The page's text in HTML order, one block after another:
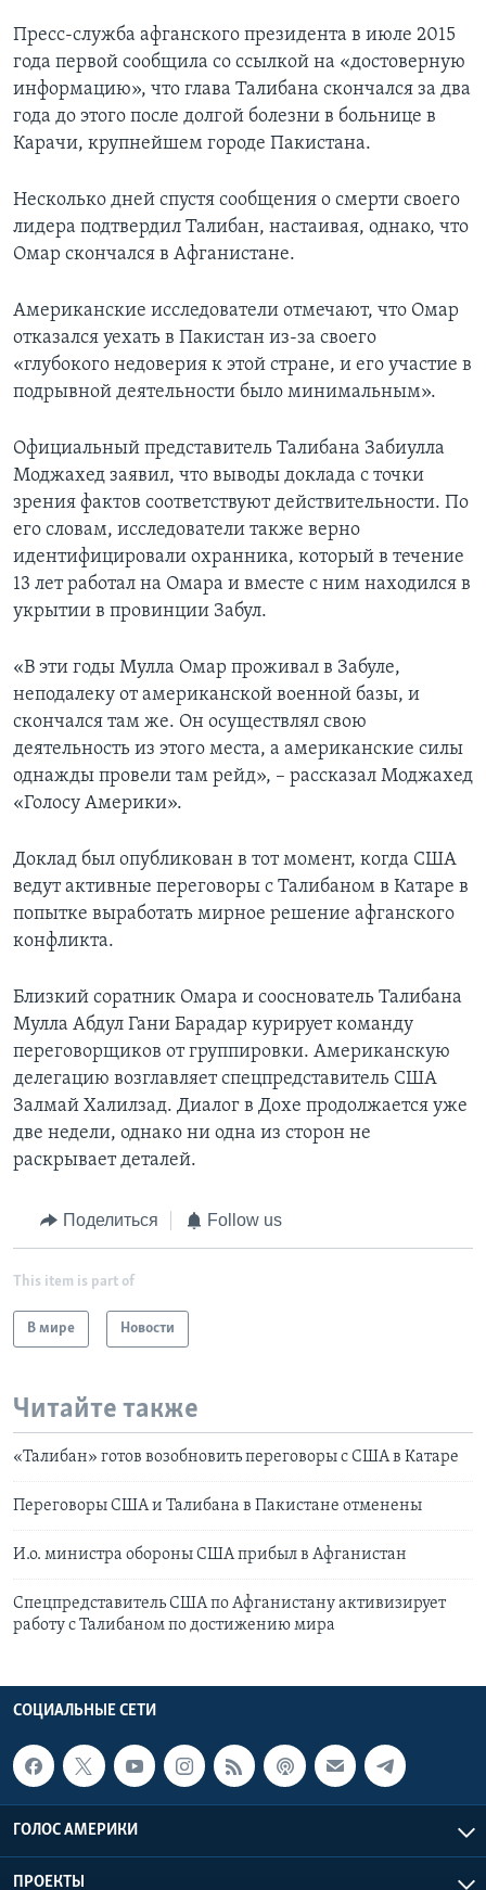
Пресс-служба афганского президента в июле 2015
года первой сообщила со ссылкой на «достоверную
информацию», что глава Талибана скончался за два
года до этого после долгой болезни в больнице в
Карачи, крупнейшем городе Пакистана.
Несколько дней спустя сообщения о смерти своего
лидера подтвердил Талибан, настаивая, однако, что
Омар скончался в Афганистане.
Американские исследователи отмечают, что Омар
отказался уехать в Пакистан из-за своего
«глубокого недоверия к этой стране, и его участие в
подрывной деятельности было минимальным».
Официальный представитель Талибана Забиулла
Моджахед заявил, что выводы доклада с точки
зрения фактов соответствуют действительности. По
его словам, исследователи также верно
идентифицировали охранника, который в течение
13 лет работал на Омара и вместе с ним находился в
укрытии в провинции Забул.
«В эти годы Мулла Омар проживал в Забуле,
неподалеку от американской военной базы, и
скончался там же. Он осуществлял свою
деятельность из этого места, а американские силы
однажды провели там рейд», – рассказал Моджахед
«Голосу Америки».
Доклад был опубликован в тот момент, когда США
ведут активные переговоры с Талибаном в Катаре в
попытке выработать мирное решение афганского
конфликта.
Близкий соратник Омара и сооснователь Талибана
Мулла Абдул Гани Барадар курирует команду
переговорщиков от группировки. Американскую
делегацию возглавляет спецпредставитель США
Залмай Халилзад. Диалог в Дохе продолжается уже
две недели, однако ни одна из сторон не
раскрывает деталей.
Поделиться Follow us
This item is part of
В мире Новости
Читайте также
«Талибан» готов возобновить переговоры c США в Катаре
Переговоры США и Талибана в Пакистане отменены
И.о. министра обороны США прибыл в Афганистан
Спецпредставитель США по Афганистану активизирует
работу с Талибаном по достижению мира
СОЦИАЛЬНЫЕ СЕТИ
ГОЛОС АМЕРИКИ
ПРОЕКТЫ